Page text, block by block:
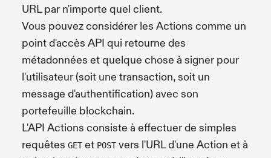
URL par n'importe quel client.
Vous pouvez considérer les Actions comme un
point d'accès API qui retourne des
métadonnées et quelque chose à signer pour
l'utilisateur (soit une transaction, soit un
message d'authentification) avec son
portefeuille blockchain.
L'API Actions consiste à effectuer de simples
requêtes GETet POSTvers l'URL d'une Action et à